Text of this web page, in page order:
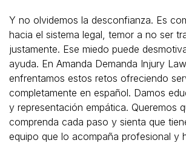
Y no olvidemos la desconfianza. Es
hacia el sistema legal, temor a no ser
justamente. Ese miedo puede
ayuda. En Amanda Demanda Injury
enfrentamos estos retos ofreciendo
completamente en español. Damos
y representación empática. Queremos
comprenda cada paso y sienta que
equipo que lo acompaña profesional y